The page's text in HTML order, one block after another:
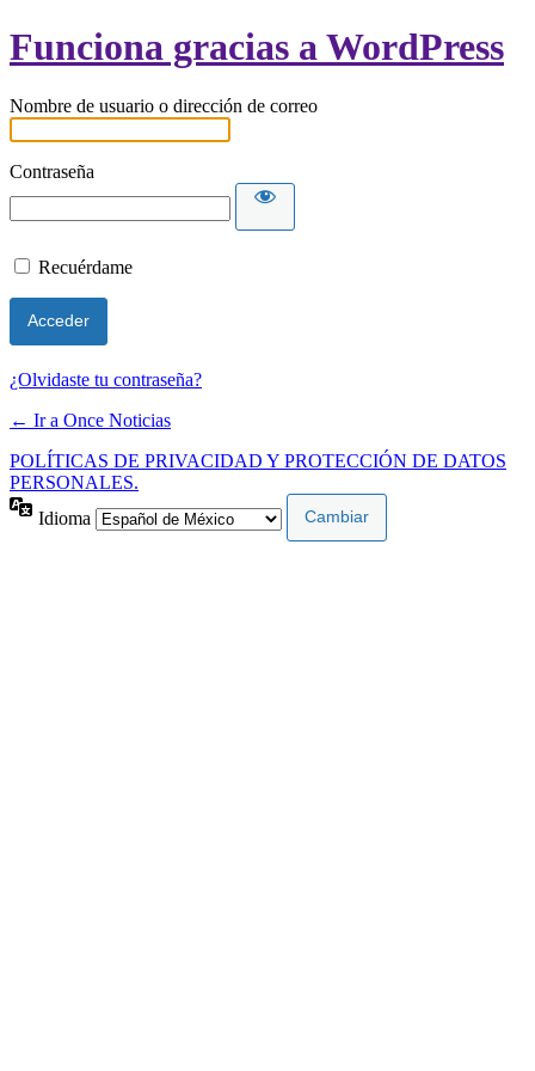
Funciona gracias a WordPress
Nombre de usuario o dirección de correo
Contraseña
Recuérdame
¿Olvidaste tu contraseña?
← Ir a Once Noticias
POLÍTICAS DE PRIVACIDAD Y PROTECCIÓN DE DATOS
PERSONALES.
Idioma